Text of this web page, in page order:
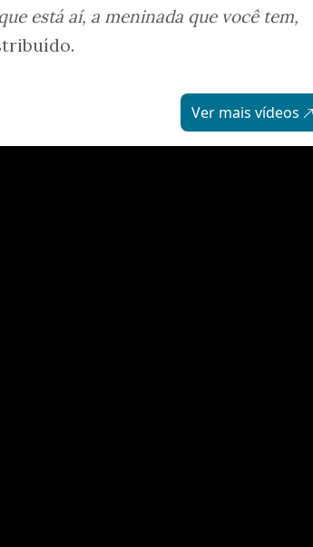
está aí, a meninada que você tem,
Ver mais vídeos